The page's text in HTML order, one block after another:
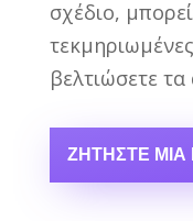
σχέδιο,
βελτιώσετε
ΖΗΤΉΣΤΕ